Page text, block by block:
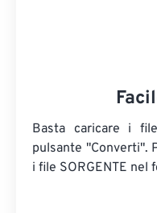
Basta caricare i
pulsante "Converti".
i file SORGENTE nel